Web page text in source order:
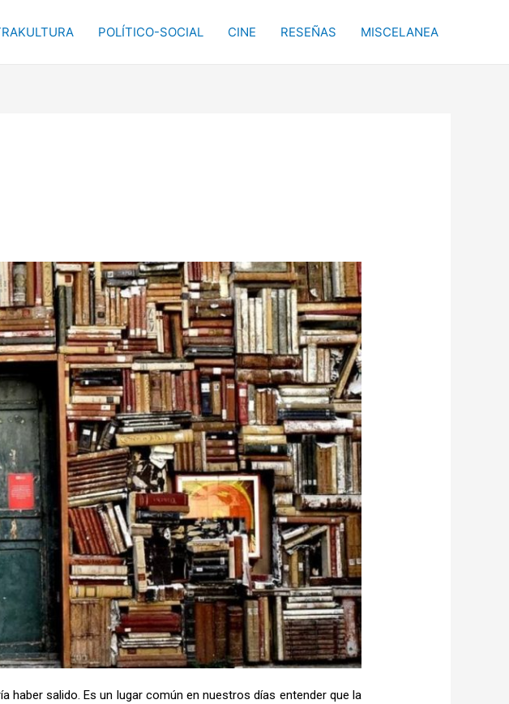
POLÍTICO-SOCIAL CINE RESEÑAS MISCELANEA
haber salido. Es un lugar común en nuestros días entender que la